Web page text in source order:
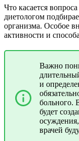
Что касается
диетологом
организма. Особое
активности и
Важно
и
больного.
будет
врачей